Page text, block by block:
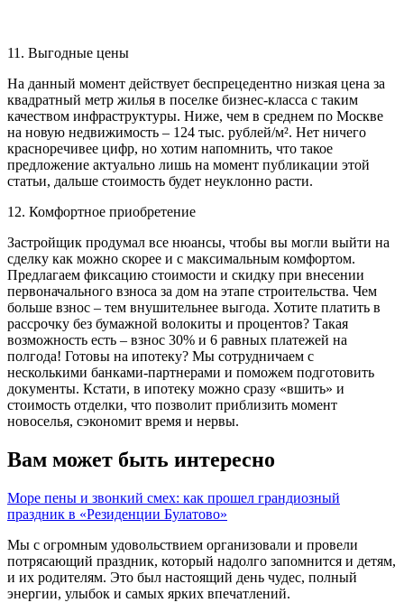
11. Выгодные цены
На данный момент действует беспрецедентно низкая цена за
квадратный метр жилья в поселке бизнес-класса с таким
качеством инфраструктуры. Ниже, чем в среднем по Москве
на новую недвижимость – 124 тыс. рублей/м². Нет ничего
красноречивее цифр, но хотим напомнить, что такое
предложение актуально лишь на момент публикации этой
статьи, дальше стоимость будет неуклонно расти.
12. Комфортное приобретение
Застройщик продумал все нюансы, чтобы вы могли выйти на
сделку как можно скорее и с максимальным комфортом.
Предлагаем фиксацию стоимости и скидку при внесении
первоначального взноса за дом на этапе строительства. Чем
больше взнос – тем внушительнее выгода. Хотите платить в
рассрочку без бумажной волокиты и процентов? Такая
возможность есть – взнос 30% и 6 равных платежей на
полгода! Готовы на ипотеку? Мы сотрудничаем с
несколькими банками-партнерами и поможем подготовить
документы. Кстати, в ипотеку можно сразу «вшить» и
стоимость отделки, что позволит приблизить момент
новоселья, сэкономит время и нервы.
Вам может быть интересно
Море пены и звонкий смех: как прошел грандиозный
праздник в «Резиденции Булатово»
Мы с огромным удовольствием организовали и провели
потрясающий праздник, который надолго запомнится и детям,
и их родителям. Это был настоящий день чудес, полный
энергии, улыбок и самых ярких впечатлений.